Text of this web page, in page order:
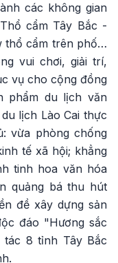
các không gian
cẩm Tây Bắc -
thổ cẩm trên phố…
vui chơi, giải trí,
vụ cho cộng đồng
phẩm du lịch văn
lịch Lào Cai thực
vừa phòng chống
tế xã hội; khẳng
tinh hoa văn hóa
quảng bá thu hút
đề xây dựng sản
đáo "Hương sắc
tác 8 tỉnh Tây Bắc